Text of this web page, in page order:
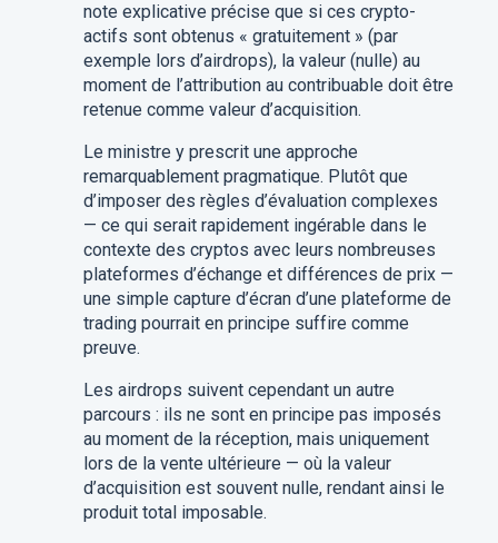
note explicative précise que si ces crypto-
actifs sont obtenus « gratuitement » (par
exemple lors d’airdrops), la valeur (nulle) au
moment de l’attribution au contribuable doit être
retenue comme valeur d’acquisition.
Le ministre y prescrit une approche
remarquablement pragmatique. Plutôt que
d’imposer des règles d’évaluation complexes
— ce qui serait rapidement ingérable dans le
contexte des cryptos avec leurs nombreuses
plateformes d’échange et différences de prix —
une simple capture d’écran d’une plateforme de
trading pourrait en principe suffire comme
preuve.
Les airdrops suivent cependant un autre
parcours : ils ne sont en principe pas imposés
au moment de la réception, mais uniquement
lors de la vente ultérieure — où la valeur
d’acquisition est souvent nulle, rendant ainsi le
produit total imposable.